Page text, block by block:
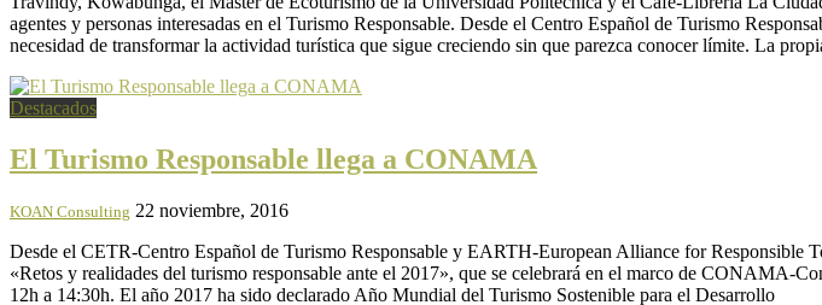
agentes y personas interesadas en el Turismo Responsable. Desde el Centro Español de Turismo
necesidad de transformar la actividad turística que sigue creciendo sin que parezca conocer límite. La
Destacados
El Turismo Responsable llega a CONAMA
KOAN Consulting 22 noviembre, 2016
Desde el CETR-Centro Español de Turismo Responsable y EARTH-European Alliance for Responsible
«Retos y realidades del turismo responsable ante el 2017», que se celebrará en el marco de CONAMA-
12h a 14:30h. El año 2017 ha sido declarado Año Mundial del Turismo Sostenible para el Desarrollo